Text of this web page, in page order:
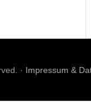
· Impressum &